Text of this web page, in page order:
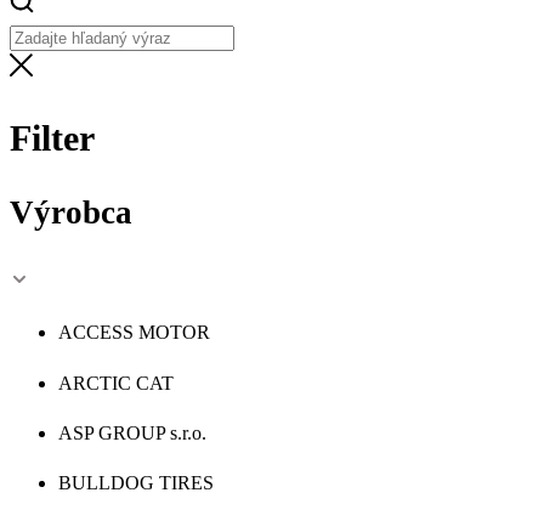
Filter
Výrobca
ACCESS MOTOR
ARCTIC CAT
ASP GROUP s.r.o.
BULLDOG TIRES